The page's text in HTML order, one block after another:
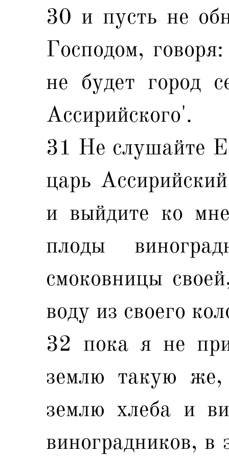
30 и пусть не
Господом,
не будет город
Ассирийского'.
31 Не слушайте
царь
и выйдите ко
плоды
смоковницы
воду из своего
32 пока я не
землю такую
землю хлеба и
виноградников, в